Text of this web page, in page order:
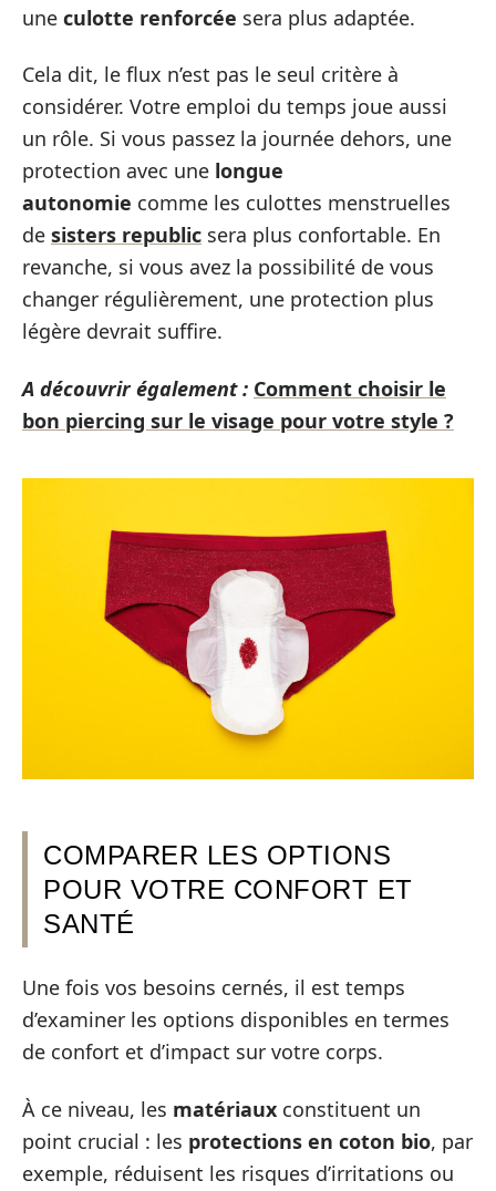
une culotte renforcée sera plus adaptée.
Cela dit, le flux n’est pas le seul critère à
considérer. Votre emploi du temps joue aussi
un rôle. Si vous passez la journée dehors, une
protection avec une longue
autonomie comme les culottes menstruelles
de sisters republic sera plus confortable. En
revanche, si vous avez la possibilité de vous
changer régulièrement, une protection plus
légère devrait suffire.
A découvrir également : Comment choisir le
bon piercing sur le visage pour votre style ?
COMPARER LES OPTIONS
POUR VOTRE CONFORT ET
SANTÉ
Une fois vos besoins cernés, il est temps
d’examiner les options disponibles en termes
de confort et d’impact sur votre corps.
À ce niveau, les matériaux constituent un
point crucial : les protections en coton bio, par
exemple, réduisent les risques d’irritations ou